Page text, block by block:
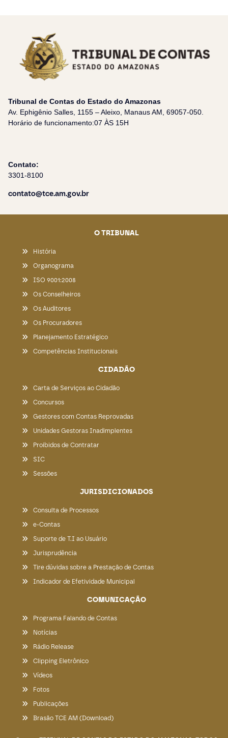
Tribunal de Contas do Estado do Amazonas
Av. Ephigênio Salles, 1155 – Aleixo, Manaus AM, 69057-050.
Horário de funcionamento:07 ÀS 15H
Contato:
3301-8100
contato@tce.am.gov.br
O TRIBUNAL
História
Organograma
ISO 9001:2008
Os Conselheiros
Os Auditores
Os Procuradores
Planejamento Estratégico
Competências Institucionais
CIDADÃO
Carta de Serviços ao Cidadão
Concursos
Gestores com Contas Reprovadas
Unidades Gestoras Inadimplentes
Proibidos de Contratar
SIC
Sessões
JURISDICIONADOS
Consulta de Processos
e-Contas
Suporte de T.I ao Usuário
Jurisprudência
Tire dúvidas sobre a Prestação de Contas
Indicador de Efetividade Municipal
COMUNICAÇÃO
Programa Falando de Contas
Notícias
Rádio Release
Clipping Eletrônico
Vídeos
Fotos
Publicações
Brasão TCE AM (Download)